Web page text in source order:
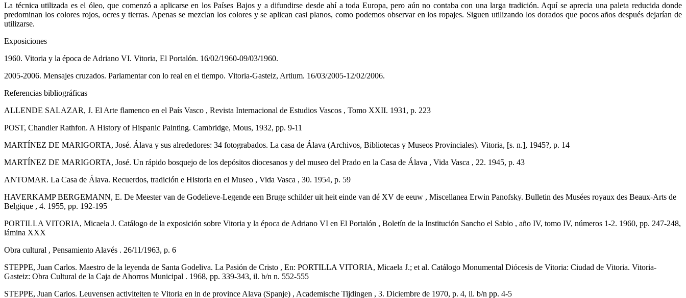
La técnica utilizada es el óleo, que comenzó a aplicarse en los Países Bajos y a difundirse desde ahí a toda Europa, pero aún no contaba con una larga tradición. Aquí se aprecia una paleta reducida donde
predominan los colores rojos, ocres y tierras. Apenas se mezclan los colores y se aplican casi planos, como podemos observar en los ropajes. Siguen utilizando los dorados que pocos años después dejarían de
utilizarse.
Exposiciones
1960. Vitoria y la época de Adriano VI. Vitoria, El Portalón. 16/02/1960-09/03/1960.
2005-2006. Mensajes cruzados. Parlamentar con lo real en el tiempo. Vitoria-Gasteiz, Artium. 16/03/2005-12/02/2006.
Referencias bibliográficas
ALLENDE SALAZAR, J. El Arte flamenco en el País Vasco , Revista Internacional de Estudios Vascos , Tomo XXII. 1931, p. 223
POST, Chandler Rathfon. A History of Hispanic Painting. Cambridge, Mous, 1932, pp. 9-11
MARTÍNEZ DE MARIGORTA, José. Álava y sus alrededores: 34 fotograbados. La casa de Álava (Archivos, Bibliotecas y Museos Provinciales). Vitoria, [s. n.], 1945?, p. 14
MARTÍNEZ DE MARIGORTA, José. Un rápido bosquejo de los depósitos diocesanos y del museo del Prado en la Casa de Álava , Vida Vasca , 22. 1945, p. 43
ANTOMAR. La Casa de Álava. Recuerdos, tradición e Historia en el Museo , Vida Vasca , 30. 1954, p. 59
HAVERKAMP BERGEMANN, E. De Meester van de Godelieve-Legende een Bruge schilder uit heit einde van dé XV de eeuw , Miscellanea Erwin Panofsky. Bulletin des Musées royaux des Beaux-Arts de
Belgique , 4. 1955, pp. 192-195
PORTILLA VITORIA, Micaela J. Catálogo de la exposición sobre Vitoria y la época de Adriano VI en El Portalón , Boletín de la Institución Sancho el Sabio , año IV, tomo IV, números 1-2. 1960, pp. 247-248,
lámina XXX
Obra cultural , Pensamiento Alavés . 26/11/1963, p. 6
STEPPE, Juan Carlos. Maestro de la leyenda de Santa Godeliva. La Pasión de Cristo , En: PORTILLA VITORIA, Micaela J.; et al. Catálogo Monumental Diócesis de Vitoria: Ciudad de Vitoria. Vitoria-
Gasteiz: Obra Cultural de la Caja de Ahorros Municipal . 1968, pp. 339-343, il. b/n n. 552-555
STEPPE, Juan Carlos. Leuvensen activiteiten te Vitoria en in de province Alava (Spanje) , Academische Tijdingen , 3. Diciembre de 1970, p. 4, il. b/n pp. 4-5